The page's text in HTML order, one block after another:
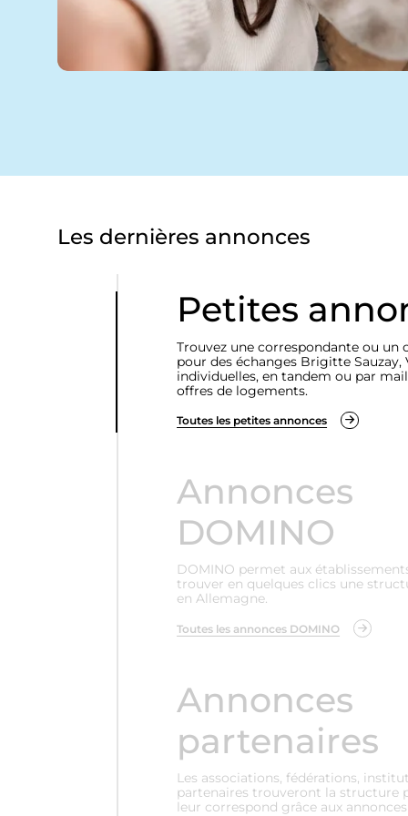
m
Les dernières annonces
Petites
Trouvez une correspondante ou un
pour des échanges Brigitte Sauzay,
individuelles, en tandem ou par
offres de logements.
Toutes les petites annonces
Annonces
DOMINO
DOMINO permet aux
trouver en quelques clics une
en Allemagne.
Toutes les annonces DOMINO
Annonces
partenaires
Les associations, fédérations,
partenaires trouveront la structure
leur correspond grâce aux